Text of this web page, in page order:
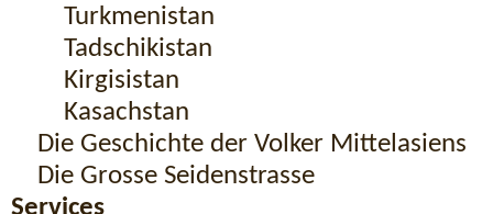
Turkmenistan
Tadschikistan
Kirgisistan
Kasachstan
Die Geschichte der Volker Mittelasiens
Die Grosse Seidenstrasse
Services